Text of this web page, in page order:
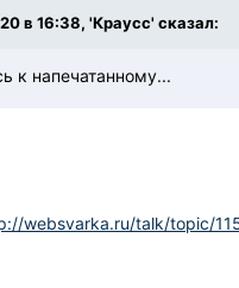
в 16:38, 'Краусс' сказал:
к напечатанному...
websvarka.ru/talk/topic/